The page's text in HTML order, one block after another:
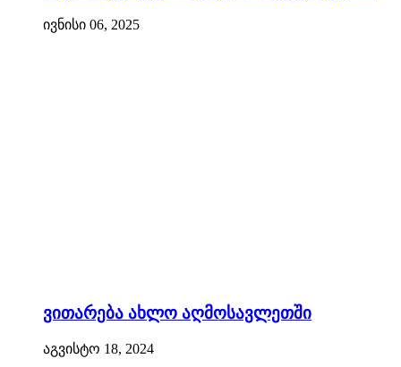
ივნისი 06, 2025
ვითარება ახლო აღმოსავლეთში
აგვისტო 18, 2024